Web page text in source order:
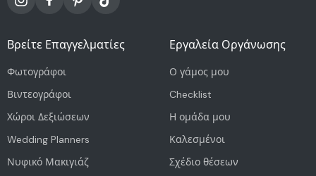
Βρείτε Επαγγελματίες
Φωτογράφοι
Βιντεογράφοι
Χώροι Δεξιώσεων
Wedding Planners
Νυφικό Μακιγιάζ
Εργαλεία Οργάνωσης
Ο γάμος μου
Checklist
Η ομάδα μου
Καλεσμένοι
Σχέδιο θέσεων